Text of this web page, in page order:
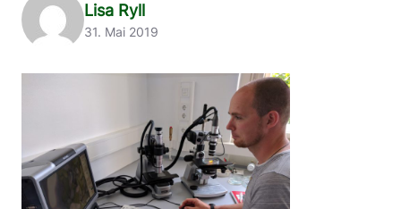
Lisa Ryll
31. Mai 2019